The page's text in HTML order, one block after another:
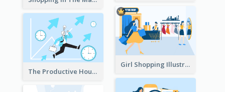
Girl Shopping Illustration
The Productive Hours